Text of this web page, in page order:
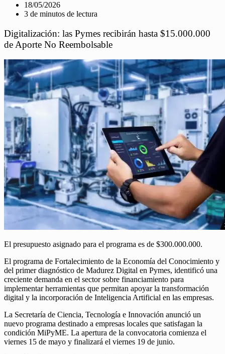
18/05/2026
3 de minutos de lectura
Digitalización: las Pymes recibirán hasta $15.000.000
de Aporte No Reembolsable
El presupuesto asignado para el programa es de $300.000.000.
El programa de Fortalecimiento de la Economía del Conocimiento y
del primer diagnóstico de Madurez Digital en Pymes, identificó una
creciente demanda en el sector sobre financiamiento para
implementar herramientas que permitan apoyar la transformación
digital y la incorporación de Inteligencia Artificial en las empresas.
La Secretaría de Ciencia, Tecnología e Innovación anunció un
nuevo programa destinado a empresas locales que satisfagan la
condición MiPyME. La apertura de la convocatoria comienza el
viernes 15 de mayo y finalizará el viernes 19 de junio.